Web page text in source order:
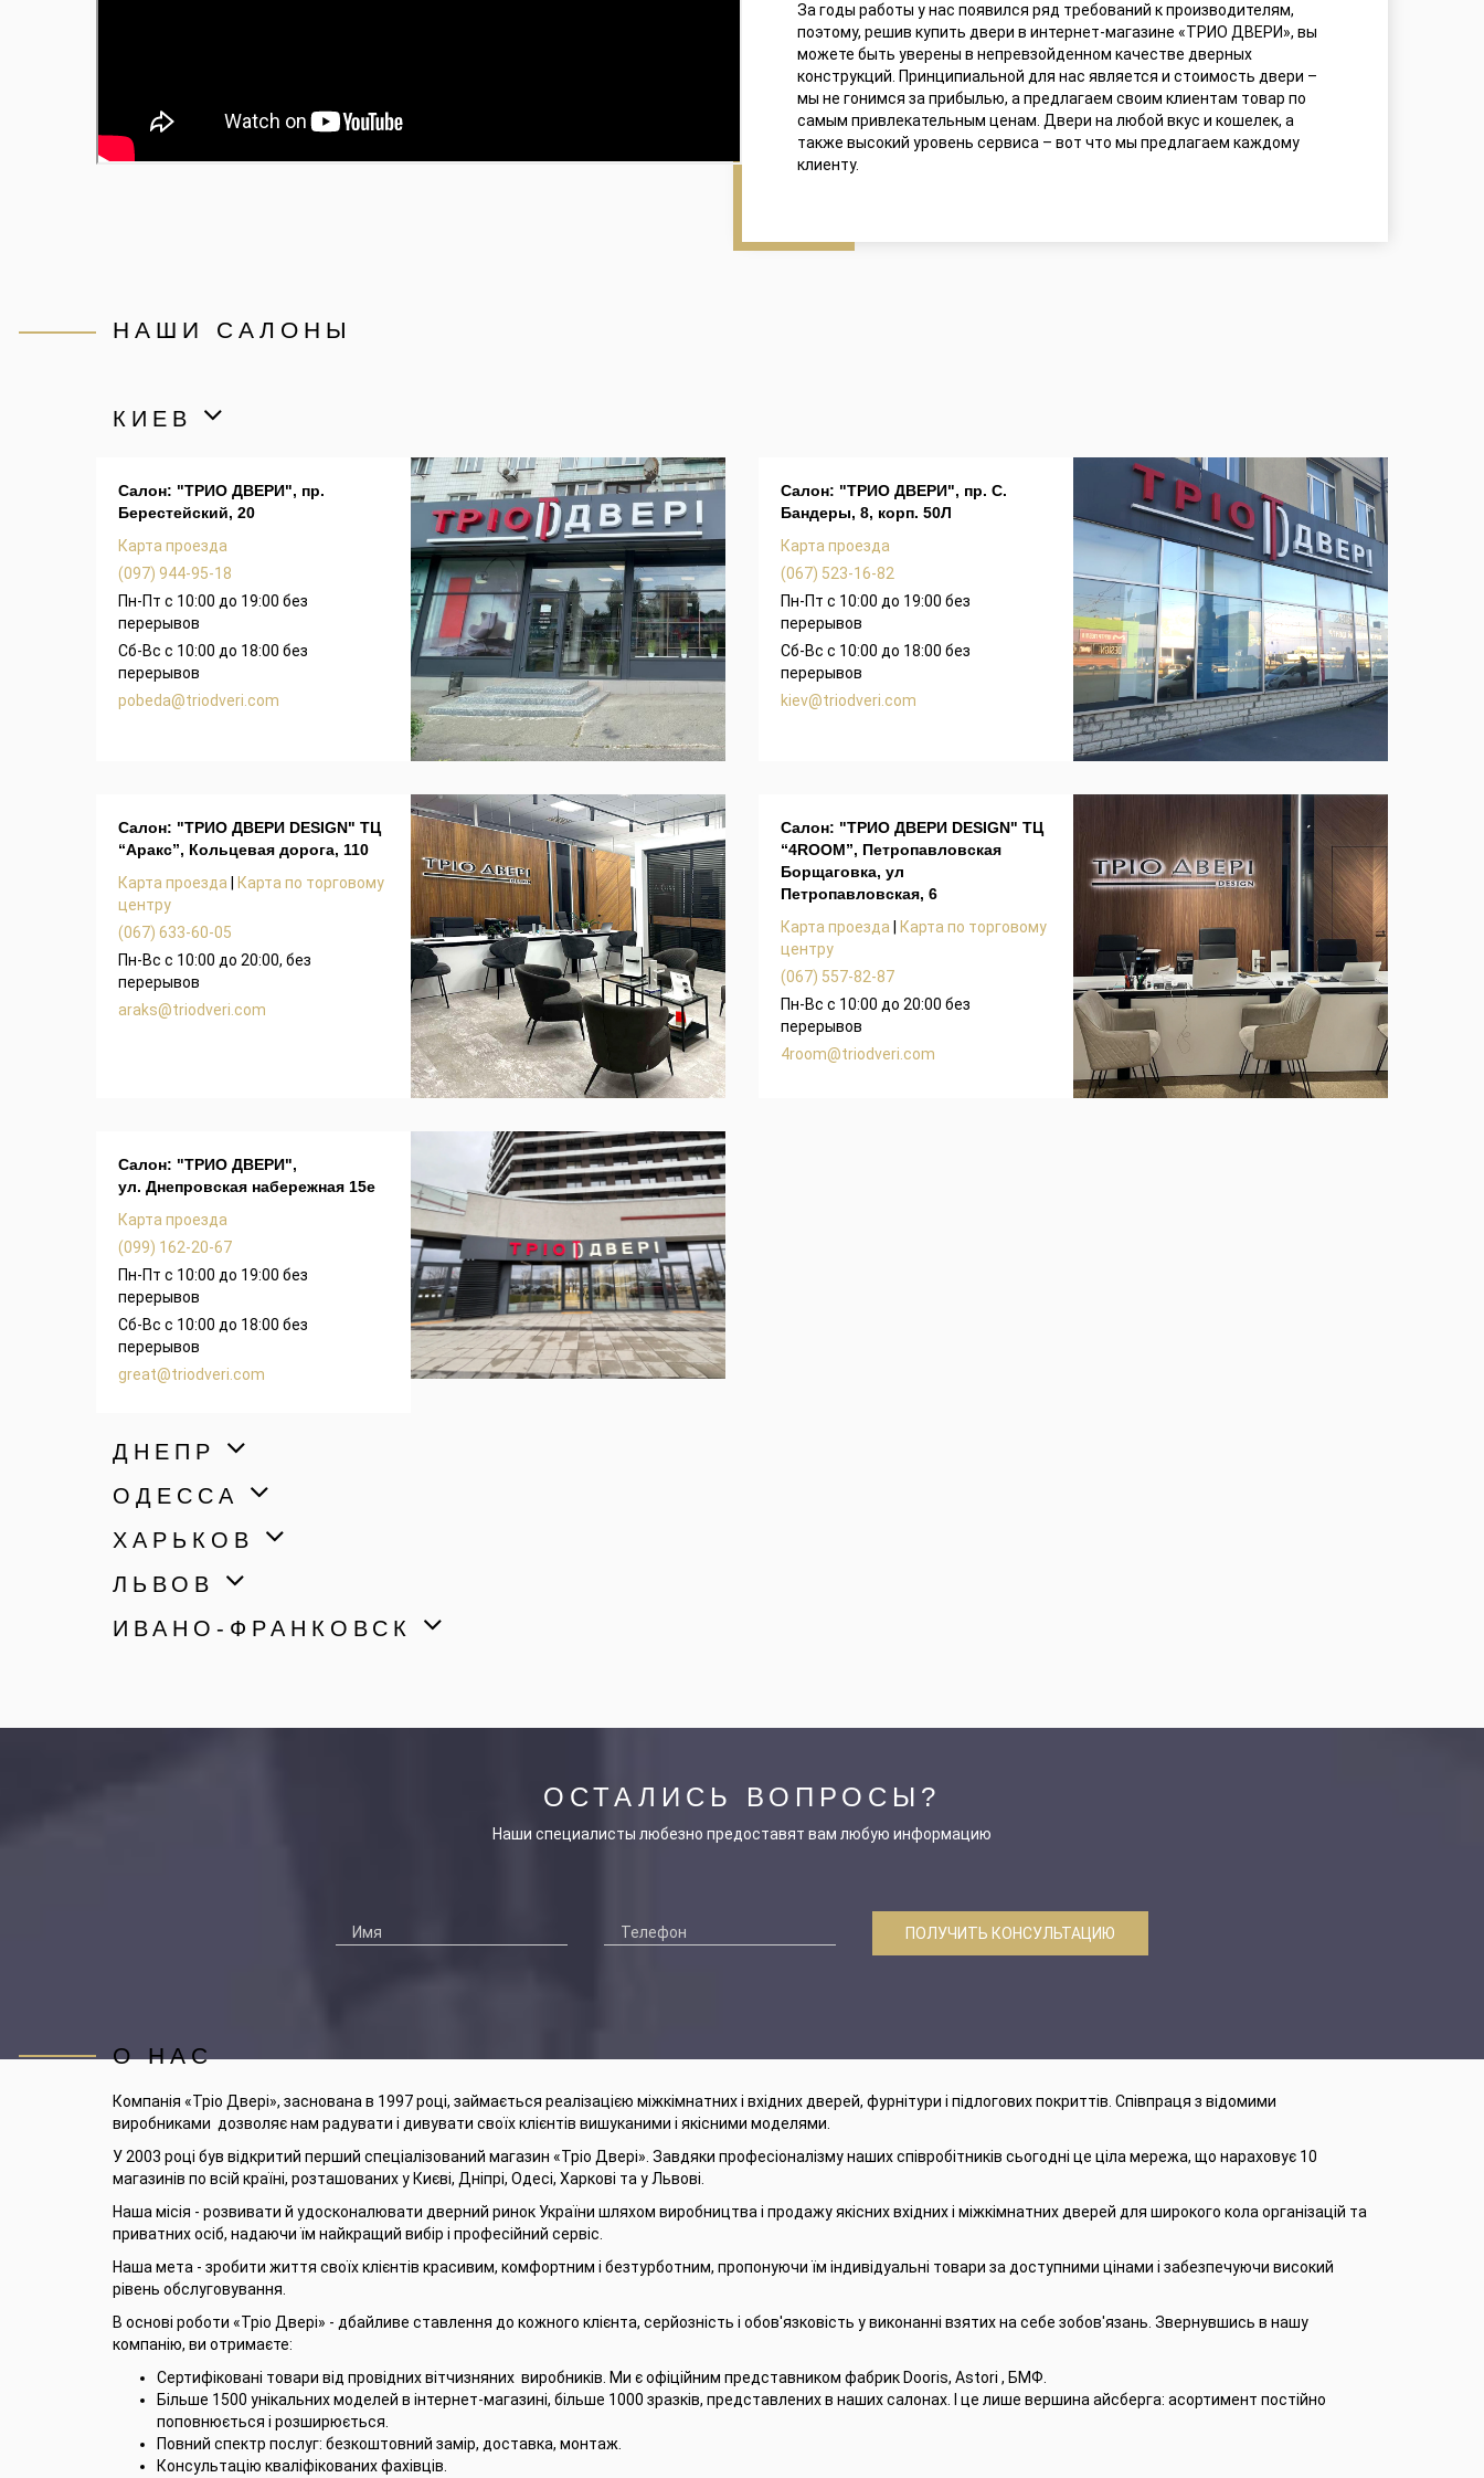
За годы работы у нас появился ряд требований к производителям,
поэтому, решив купить двери в интернет-магазине «ТРИО ДВЕРИ», вы
можете быть уверены в непревзойденном качестве дверных
конструкций. Принципиальной для нас является и стоимость двери –
мы не гонимся за прибылью, а предлагаем своим клиентам товар по
самым привлекательным ценам. Двери на любой вкус и кошелек, а
также высокий уровень сервиса – вот что мы предлагаем каждому
клиенту.
НАШИ САЛОНЫ
КИЕВ
Салон: "ТРИО ДВЕРИ", пр.
Берестейский, 20
Карта проезда
(097) 944-95-18
Пн-Пт с 10:00 до 19:00 без
перерывов
Сб-Вс с 10:00 до 18:00 без
перерывов
pobeda@triodveri.com
Салон: "ТРИО ДВЕРИ", пр. С.
Бандеры, 8, корп. 50Л
Карта проезда
(067) 523-16-82
Пн-Пт с 10:00 до 19:00 без
перерывов
Сб-Вс с 10:00 до 18:00 без
перерывов
kiev@triodveri.com
Салон: "ТРИО ДВЕРИ DESIGN" ТЦ
“Аракс”, Кольцевая дорога, 110
Карта проезда
Карта по торговому
центру
(067) 633-60-05
Пн-Вс с 10:00 до 20:00, без
перерывов
araks@triodveri.com
Салон: "ТРИО ДВЕРИ DESIGN" ТЦ
“4ROOM”, Петропавловская
Борщаговка, ул
Петропавловская, 6
Карта проезда
Карта по торговому
центру
(067) 557-82-87
Пн-Вс с 10:00 до 20:00 без
перерывов
4room@triodveri.com
Салон: "ТРИО ДВЕРИ",
ул. Днепровская набережная 15е
Карта проезда
(099) 162-20-67
Пн-Пт с 10:00 до 19:00 без
перерывов
Сб-Вс с 10:00 до 18:00 без
перерывов
great@triodveri.com
ДНЕПР
ОДЕССА
ХАРЬКОВ
ЛЬВОВ
ИВАНО-ФРАНКОВСК
ОСТАЛИСЬ ВОПРОСЫ?
Наши специалисты любезно предоставят вам любую информацию
ПОЛУЧИТЬ КОНСУЛЬТАЦИЮ
О НАС
Компанія «Тріо Двері», заснована в 1997 році, займається реалізацією міжкімнатних і вхідних дверей, фурнітури і підлогових покриттів. Співпраця з відомими
виробниками дозволяє нам радувати і дивувати своїх клієнтів вишуканими і якісними моделями.
У 2003 році був відкритий перший спеціалізований магазин «Тріо Двері». Завдяки професіоналізму наших співробітників сьогодні це ціла мережа, що нараховує 10
магазинів по всій країні, розташованих у Києві, Дніпрі, Одесі, Харкові та у Львові.
Наша місія - розвивати й удосконалювати дверний ринок України шляхом виробництва і продажу якісних вхідних і міжкімнатних дверей для широкого кола організацій та
приватних осіб, надаючи їм найкращий вибір і професійний сервіс.
Наша мета - зробити життя своїх клієнтів красивим, комфортним і безтурботним, пропонуючи їм індивідуальні товари за доступними цінами і забезпечуючи високий
рівень обслуговування.
В основі роботи «Тріо Двері» - дбайливе ставлення до кожного клієнта, серйозність і обов'язковість у виконанні взятих на себе зобов'язань. Звернувшись в нашу
компанію, ви отримаєте:
Сертифіковані товари від провідних вітчизняних виробників. Ми є офіційним представником фабрик Dooris, Astori , БМФ.
Більше 1500 унікальних моделей в інтернет-магазині, більше 1000 зразків, представлених в наших салонах. І це лише вершина айсберга: асортимент постійно
поповнюється і розширюється.
Повний спектр послуг: безкоштовний замір, доставка, монтаж.
Консультацію кваліфікованих фахівців.